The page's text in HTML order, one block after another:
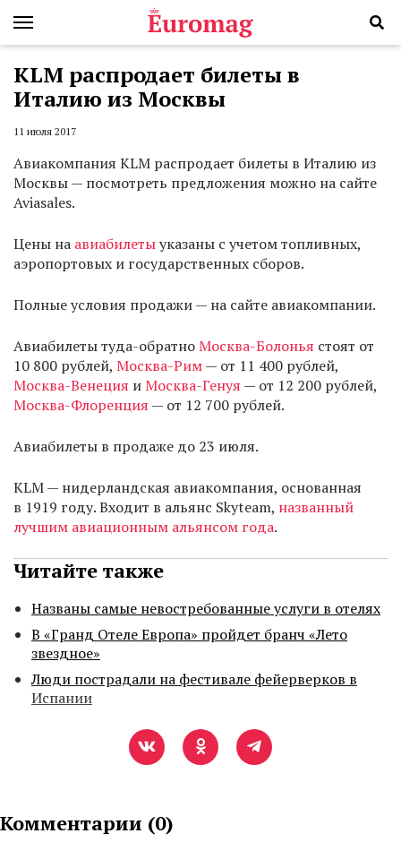
KLM распродает билеты в
Италию из Москвы
11 июля 2017
Авиакомпания KLM распродает билеты в Италию из
Москвы — посмотреть предложения можно на сайте
Aviasales.
Цены на авиабилетыуказаны с учетом топливных,
аэропортовых и государственных сборов.
Полные условия продажи — на сайте авиакомпании.
Авиабилеты туда-обратноМосква-Болонья стоят от
10 800 рублей, Москва-Рим— от 11 400 рублей,
Москва-Венеция иМосква-Генуя — от 12 200 рублей,
Москва-Флоренция — от 12 700 рублей.
Авиабилеты в продаже до 23 июля.
KLM — нидерландская авиакомпания, основанная
в 1919 году. Входит в альянс Skyteam, названный
лучшим авиационным альянсом года.
Читайте также
Названы самые невостребованные услуги в отелях
В «Гранд Отеле Европа» пройдет бранч «Лето
звездное»
Люди пострадали на фестивале фейерверков в
Испании
Комментарии (0)